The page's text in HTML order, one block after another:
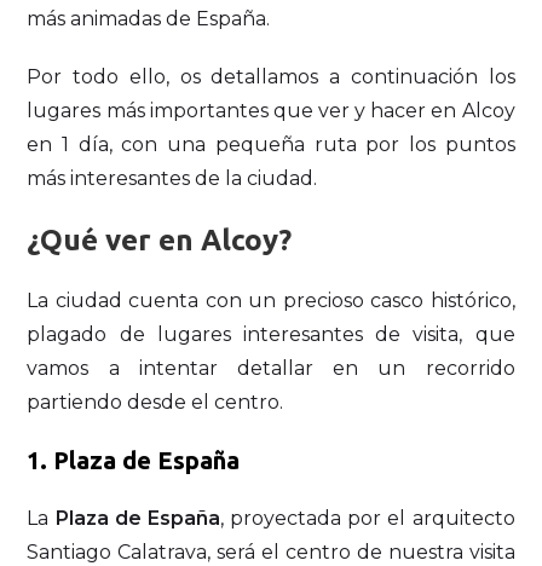
más animadas de España.
Por todo ello, os detallamos a continuación los
lugares más importantes que ver y hacer en Alcoy
en 1 día, con una pequeña ruta por los puntos
más interesantes de la ciudad.
¿Qué ver en Alcoy?
La ciudad cuenta con un precioso casco histórico,
plagado de lugares interesantes de visita, que
vamos a intentar detallar en un recorrido
partiendo desde el centro.
1. Plaza de España
La Plaza de España, proyectada por el arquitecto
Santiago Calatrava, será el centro de nuestra visita